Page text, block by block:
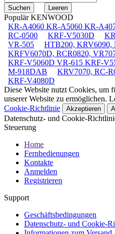
Populär KENWOOD
KR-A4060 KR-A5060 KR-
RC-0500
KRF-V5030D
VR-505
HTB200, KRV6090,
KRFV6070D, RCR0820,
KRF-V5060D VR-615 KRF-
M-918DAB
KRV7070, RC-
KRF-V4080D
Diese Website nutzt Cookies, um
unserer Website zu ermöglichen.
Cookie-Richtlinie
Akzeptieren
Datenschutz- und Cookie-
Steuerung
Home
Fernbedienungen
Kontakte
Anmelden
Registrieren
Support
Geschäftsbedingungen
Datenschutz- und Cookie-